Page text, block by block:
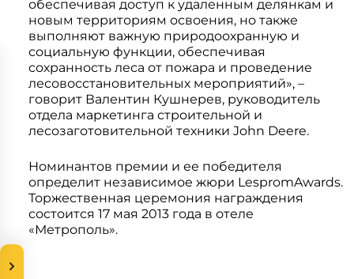
обеспечивая доступ к удаленным делянкам и
новым территориям освоения, но также
выполняют важную природоохранную и
социальную функции, обеспечивая
сохранность леса от пожара и проведение
лесовосстановительных мероприятий», –
говорит Валентин Кушнерев, руководитель
отдела маркетинга строительной и
лесозаготовительной техники John Deere.
Номинантов премии и ее победителя
определит независимое жюри LespromAwards.
Торжественная церемония награждения
состоится 17 мая 2013 года в отеле
«Метрополь».